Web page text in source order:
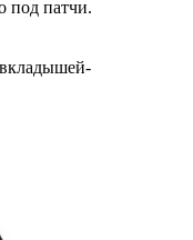
под патчи.